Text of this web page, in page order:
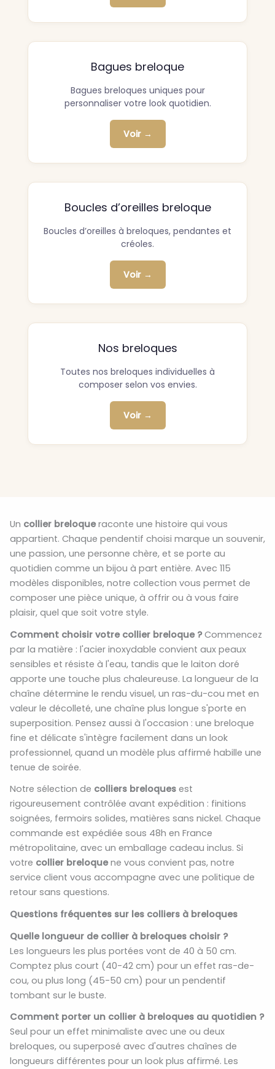
Bagues breloque
Bagues breloques uniques pour
personnaliser votre look quotidien.
Voir →
Boucles d’oreilles breloque
Boucles d’oreilles à breloques, pendantes et
créoles.
Voir →
Nos breloques
Toutes nos breloques individuelles à
composer selon vos envies.
Voir →
Un collier breloqueraconte une histoire qui vous
appartient. Chaque pendentif choisi marque un souvenir,
une passion, une personne chère, et se porte au
quotidien comme un bijou à part entière. Avec 115
modèles disponibles, notre collection vous permet de
composer une pièce unique, à offrir ou à vous faire
plaisir, quel que soit votre style.
Comment choisir votre collier breloque ?Commencez
par la matière : l'acier inoxydable convient aux peaux
sensibles et résiste à l'eau, tandis que le laiton doré
apporte une touche plus chaleureuse. La longueur de la
chaîne détermine le rendu visuel, un ras-du-cou met en
valeur le décolleté, une chaîne plus longue s'porte en
superposition. Pensez aussi à l'occasion : une breloque
fine et délicate s'intègre facilement dans un look
professionnel, quand un modèle plus affirmé habille une
tenue de soirée.
Notre sélection de colliers breloques est
rigoureusement contrôlée avant expédition : finitions
soignées, fermoirs solides, matières sans nickel. Chaque
commande est expédiée sous 48h en France
métropolitaine, avec un emballage cadeau inclus. Si
votre collier breloquene vous convient pas, notre
service client vous accompagne avec une politique de
retour sans questions.
Questions fréquentes sur les colliers à breloques
Quelle longueur de collier à breloques choisir ?
Les longueurs les plus portées vont de 40 à 50 cm.
Comptez plus court (40-42 cm) pour un effet ras-de-
cou, ou plus long (45-50 cm) pour un pendentif
tombant sur le buste.
Comment porter un collier à breloques au quotidien ?
Seul pour un effet minimaliste avec une ou deux
breloques, ou superposé avec d'autres chaînes de
longueurs différentes pour un look plus affirmé. Les